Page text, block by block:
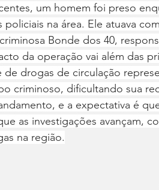
um homem foi preso
na área. Ele atuava
Bonde dos 40,
da operação vai além das
drogas de circulação
criminoso, dificultando sua
e a expectativa é
as investigações avançam,
na região.